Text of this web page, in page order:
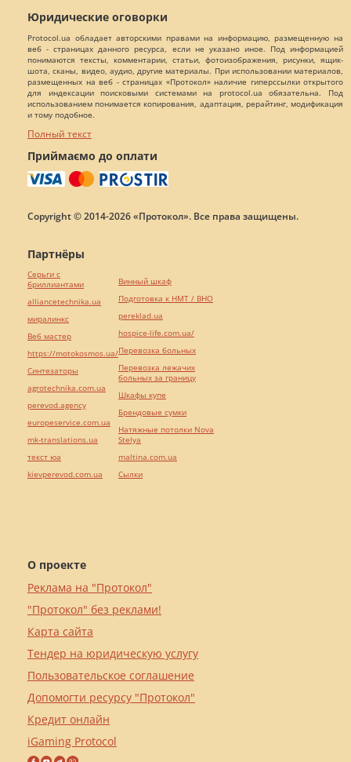
Юридические оговорки
Protocol.ua обладает авторскими правами на информацию, размещенную на
веб - страницах данного ресурса, если не указано иное. Под информацией
понимаются тексты, комментарии, статьи, фотоизображения, рисунки, ящик-
шота, сканы, видео, аудио, другие материалы. При использовании материалов,
размещенных на веб - страницах «Протокол» наличие гиперссылки открытого
для индексации поисковыми системами на protocol.ua обязательна. Под
использованием понимается копирования, адаптация, рерайтинг, модификация
и тому подобное.
Полный текст
Приймаємо до оплати
Copyright © 2014-2026 «Протокол». Все права защищены.
О проекте
Реклама на "Протокол"
"Протокол" без реклами!
Карта сайта
Тендер на юридическую услугу
Пользовательское соглашение
Допомогти ресурсу "Протокол"
Кредит онлайн
iGaming Protocol
Партнёры
Серьги с
бриллиантами
alliancetechnika.ua
миралинкс
Веб мастер
https://motokosmos.ua/
Синтезаторы
agrotechnika.com.ua
perevod.agency
europeservice.com.ua
mk-translations.ua
текст юа
kievperevod.com.ua
Винный шкаф
Подготовка к НМТ / ВНО
pereklad.ua
hospice-life.com.ua/
Перевозка больных
Перевозка лежачих
больных за границу
Шкафы купе
Брендовые сумки
Натяжные потолки Nova
Stelya
maltina.com.ua
Cылки